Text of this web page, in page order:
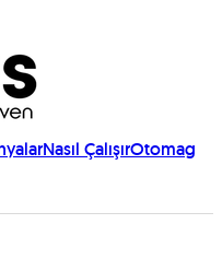
Nasıl ÇalışırOtomag